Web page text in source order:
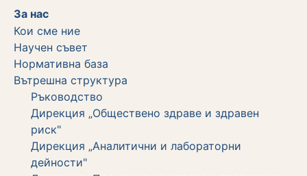
За нас
Кои сме ние
Научен съвет
Нормативна база
Вътрешна структура
Ръководство
Дирекция „Обществено здраве и здравен
риск"
Дирекция „Аналитични и лабораторни
дейности"